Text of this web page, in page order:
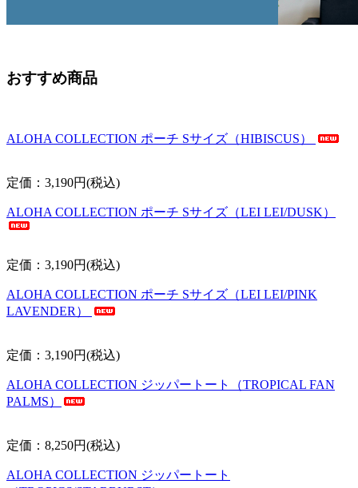
おすすめ商品
ALOHA COLLECTION ポーチ Sサイズ（HIBISCUS）
定価：3,190円(税込)
ALOHA COLLECTION ポーチ Sサイズ（LEI LEI/DUSK）
定価：3,190円(税込)
ALOHA COLLECTION ポーチ Sサイズ（LEI LEI/PINK
LAVENDER）
定価：3,190円(税込)
ALOHA COLLECTION ジッパートート（TROPICAL FAN
PALMS）
定価：8,250円(税込)
ALOHA COLLECTION ジッパートート